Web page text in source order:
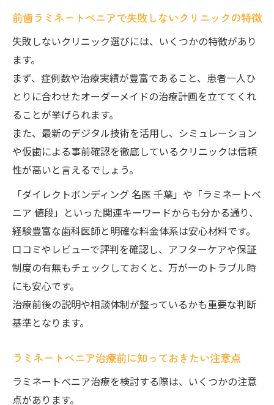
ラミネートべニアで前歯のコンプレックス
意点
前歯の悩みに合わせたラミネートべニア治
療の選び方
前歯ラミネートべニアで失敗しないクリニックの特徴
失敗しないクリニック選びには、いくつかの特徴があり
ます。
まず、症例数や治療実績が豊富であること、患者一人ひ
とりに合わせたオーダーメイドの治療計画を立ててくれ
ることが挙げられます。
また、最新のデジタル技術を活用し、シミュレーション
や仮歯による事前確認を徹底しているクリニックは信頼
性が高いと言えるでしょう。
「ダイレクトボンディング 名医 千葉」や「ラミネートベ
ニア 値段」といった関連キーワードからも分かる通り、
経験豊富な歯科医師と明確な料金体系は安心材料です。
口コミやレビューで評判を確認し、アフターケアや保証
制度の有無もチェックしておくと、万が一のトラブル時
にも安心です。
治療前後の説明や相談体制が整っているかも重要な判断
基準となります。
ラミネートべニア治療前に知っておきたい注意点
ラミネートべニア治療を検討する際は、いくつかの注意
点があります。